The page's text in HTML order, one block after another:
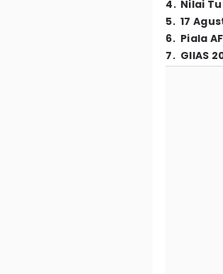
4. Nilai
5. 17
6. Piala
7. GIIAS